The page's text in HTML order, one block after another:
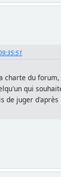
charte du
qui
de juger